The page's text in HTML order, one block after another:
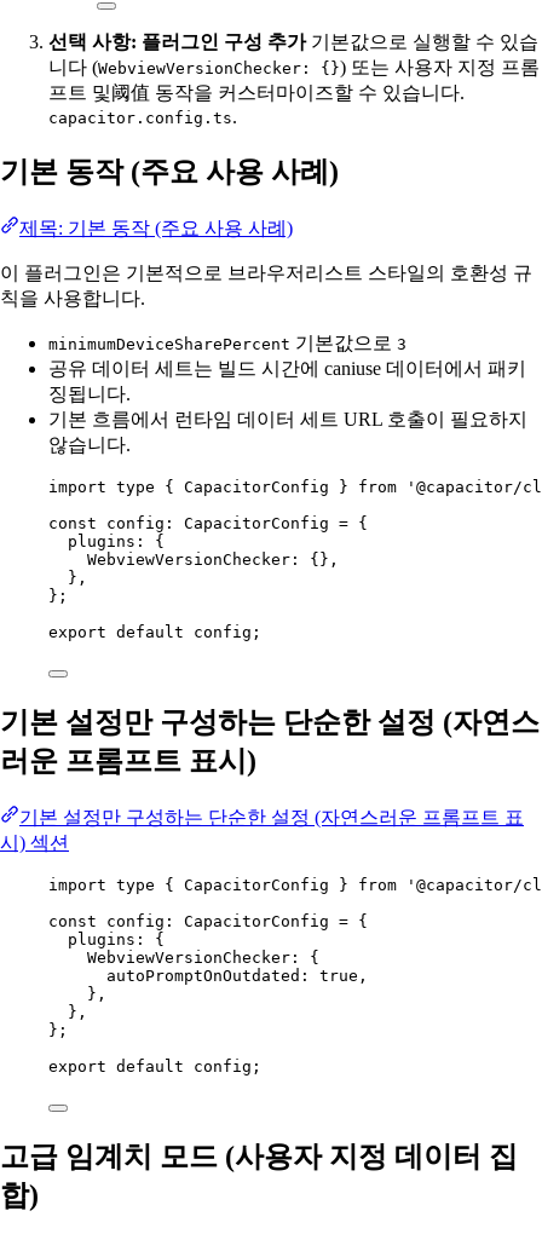
선택 사항: 플러그인 구성 추가기본값으로 실행할 수 있습
니다 (WebviewVersionChecker: {}) 또는 사용자 지정 프롬
프트 및阈值 동작을 커스터마이즈할 수 있습니다.
capacitor.config.ts.
기본 동작 (주요 사용 사례)
제목: 기본 동작 (주요 사용 사례)
이 플러그인은 기본적으로 브라우저리스트 스타일의 호환성 규
칙을 사용합니다.
minimumDeviceSharePercent 기본값으로 3
공유 데이터 세트는 빌드 시간에 caniuse 데이터에서 패키
징됩니다.
기본 흐름에서 런타임 데이터 세트 URL 호출이 필요하지
않습니다.
import type { CapacitorConfig } from
'@capacitor/
const
config : CapacitorConfig = {
plugins: {
WebviewVersionChecker: {},
},
};
export default config;
기본 설정만 구성하는 단순한 설정 (자연스
러운 프롬프트 표시)
기본 설정만 구성하는 단순한 설정 (자연스러운 프롬프트 표
시) 섹션
import type { CapacitorConfig } from
'@capacitor/
const
config : CapacitorConfig = {
plugins: {
WebviewVersionChecker: {
autoPromptOnOutdated: true ,
},
},
};
export default config;
고급 임계치 모드 (사용자 지정 데이터 집
합)